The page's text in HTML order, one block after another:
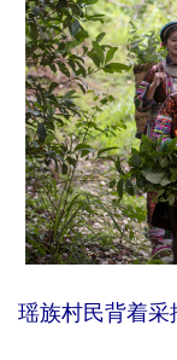
瑶族村民背着采